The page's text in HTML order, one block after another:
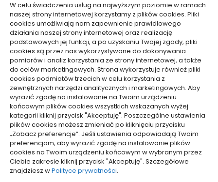
W celu świadczenia usług na najwyższym poziomie w ramach
naszej strony internetowej korzystamy z plików cookies. Pliki
cookies umożliwiają nam zapewnienie prawidłowego
działania naszej strony internetowej oraz realizację
podstawowych jej funkcji, a po uzyskaniu Twojej zgody, pliki
cookies są przez nas wykorzystywane do dokonywania
pomiarów i analiz korzystania ze strony internetowej, a także
do celów marketingowych. Strona wykorzystuje również pliki
cookies podmiotów trzecich w celu korzystania z
zewnętrznych narzędzi analitycznych i marketingowych. Aby
wyrazić zgodę na instalowanie na Twoim urządzeniu
końcowym plików cookies wszystkich wskazanych wyżej
kategorii kliknij przycisk "Akceptuję". Poszczególne ustawienia
plików cookies możesz zmieniać po kliknięciu przycisku
„Zobacz preferencje”. Jeśli ustawienia odpowiadają Twoim
preferencjom, aby wyrazić zgodę na instalowanie plików
cookies na Twoim urządzeniu końcowym w wybranym przez
Ciebie zakresie kliknij przycisk "Akceptuję". Szczegółowe
znajdziesz wPolityce prywatności.
Usługi
Jak ocenić ryzyko przed
sprawą karną, by nie
działać impulsywnie
18/04/2026
Usługi
Od czego zależy wycena
tłumaczenia
symultanicznego –
konkretne czynniki
15/01/2026
WCZYTAJ WIĘCEJ
pozyjonowanie lokalne